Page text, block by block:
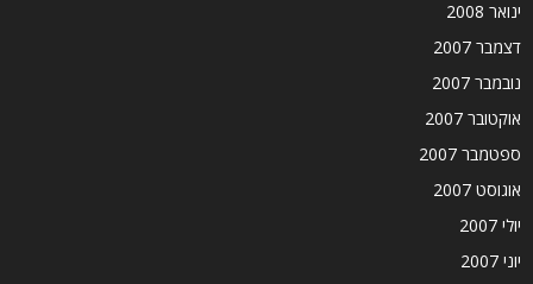
ינואר 2008
דצמבר 2007
נובמבר 2007
אוקטובר 2007
ספטמבר 2007
אוגוסט 2007
יולי 2007
יוני 2007